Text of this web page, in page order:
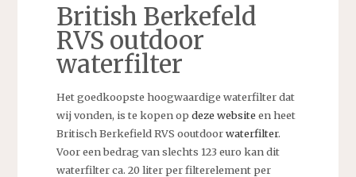
British Berkefeld
RVS outdoor
waterfilter
Het goedkoopste hoogwaardige waterfilter dat
wij vonden, is te kopen op deze website en heet
Britisch Berkefield RVS ooutdoorwaterfilter.
Voor een bedrag van slechts 123 euro kan dit
waterfilter ca. 20 liter per filterelement per